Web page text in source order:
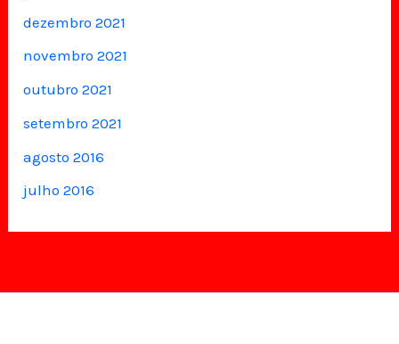
dezembro 2021
novembro 2021
outubro 2021
setembro 2021
agosto 2016
julho 2016